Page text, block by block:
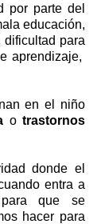
por parte del
educación,
dificultad para
aprendizaje,
en el niño
o trastornos
donde el
entra a
que se
hacer para